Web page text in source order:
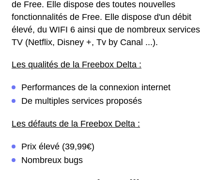
de Free. Elle dispose des toutes nouvelles
fonctionnalités de Free. Elle dispose d'un débit
élevé, du WIFI 6 ainsi que de nombreux services
TV (Netflix, Disney +, Tv by Canal ...).
Les qualités de la Freebox Delta :
Performances de la connexion internet
De multiples services proposés
Les défauts de la Freebox Delta :
Prix élevé (39,99€)
Nombreux bugs